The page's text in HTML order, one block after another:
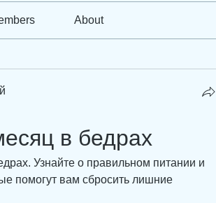
About
в бедрах
Узнайте о правильном питании и
помогут вам сбросить лишние